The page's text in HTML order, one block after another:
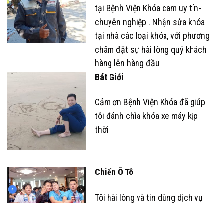
tại Bệnh Viện Khóa cam uy tín-
chuyên nghiệp . Nhận sửa khóa
tại nhà các loại khóa, với phương
châm đặt sự hài lòng quý khách
hàng lên hàng đầu
Bát Giới
Cảm ơn Bệnh Viện Khóa đã giúp
tôi đánh chìa khóa xe máy kịp
thời
Chiến Ô Tô
Tôi hài lòng và tin dùng dịch vụ